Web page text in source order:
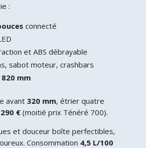
:
connecté
et ABS débrayable
sabot moteur, crashbars
820 mm
avant 320 mm, étrier quatre
€(moitié prix Ténéré 700).
et douceur boîte perfectibles,
Consommation 4,5 L/100